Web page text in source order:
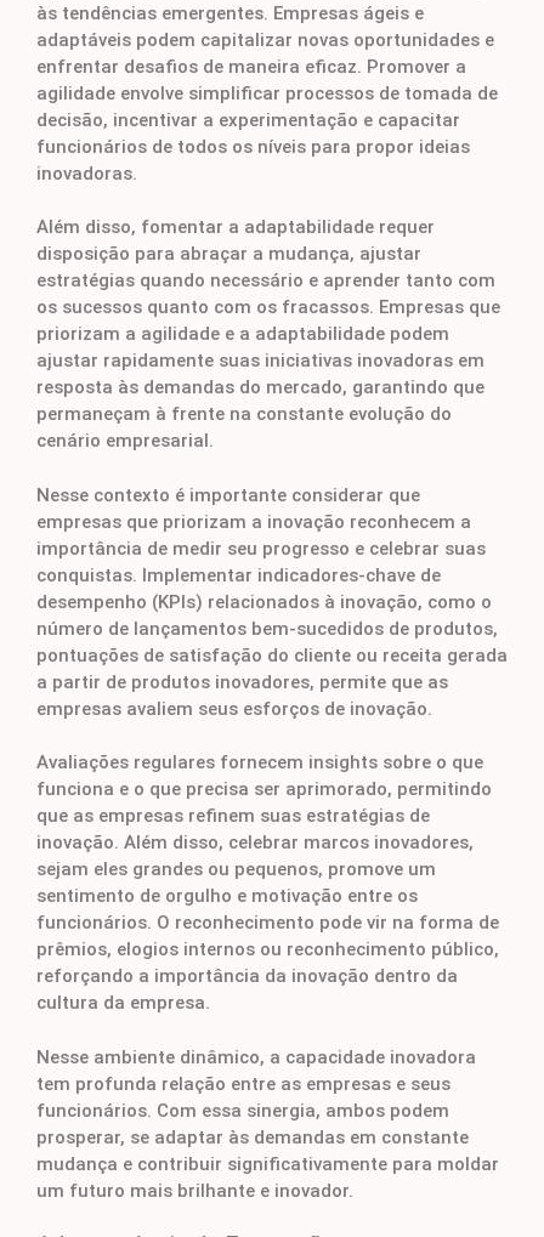
às tendências emergentes. Empresas ágeis e
adaptáveis podem capitalizar novas oportunidades e
enfrentar desafios de maneira eficaz. Promover a
agilidade envolve simplificar processos de tomada de
decisão, incentivar a experimentação e capacitar
funcionários de todos os níveis para propor ideias
inovadoras.
Além disso, fomentar a adaptabilidade requer
disposição para abraçar a mudança, ajustar
estratégias quando necessário e aprender tanto com
os sucessos quanto com os fracassos. Empresas que
priorizam a agilidade e a adaptabilidade podem
ajustar rapidamente suas iniciativas inovadoras em
resposta às demandas do mercado, garantindo que
permaneçam à frente na constante evolução do
cenário empresarial.
Nesse contexto é importante considerar que
empresas que priorizam a inovação reconhecem a
importância de medir seu progresso e celebrar suas
conquistas. Implementar indicadores-chave de
desempenho (KPIs) relacionados à inovação, como o
número de lançamentos bem-sucedidos de produtos,
pontuações de satisfação do cliente ou receita gerada
a partir de produtos inovadores, permite que as
empresas avaliem seus esforços de inovação.
Avaliações regulares fornecem insights sobre o que
funciona e o que precisa ser aprimorado, permitindo
que as empresas refinem suas estratégias de
inovação. Além disso, celebrar marcos inovadores,
sejam eles grandes ou pequenos, promove um
sentimento de orgulho e motivação entre os
funcionários. O reconhecimento pode vir na forma de
prêmios, elogios internos ou reconhecimento público,
reforçando a importância da inovação dentro da
cultura da empresa.
Nesse ambiente dinâmico, a capacidade inovadora
tem profunda relação entre as empresas e seus
funcionários. Com essa sinergia, ambos podem
prosperar, se adaptar às demandas em constante
mudança e contribuir significativamente para moldar
um futuro mais brilhante e inovador.